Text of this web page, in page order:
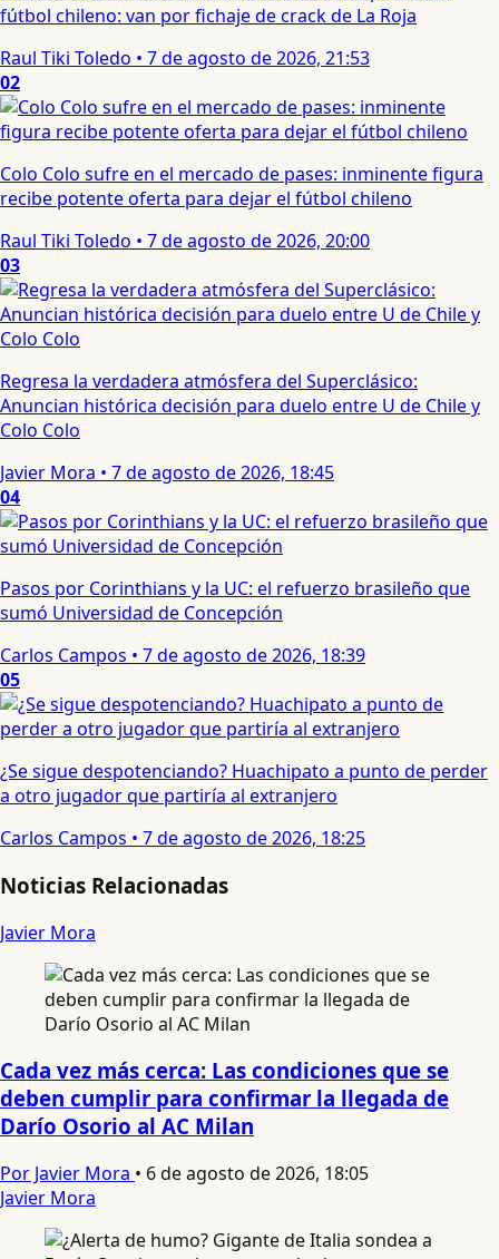
fútbol chileno: van por fichaje de crack de La Roja
Raul Tiki Toledo • 7 de agosto de 2026, 21:53
02
Colo Colo sufre en el mercado de pases: inminente figura
recibe potente oferta para dejar el fútbol chileno
Raul Tiki Toledo • 7 de agosto de 2026, 20:00
03
Regresa la verdadera atmósfera del Superclásico:
Anuncian histórica decisión para duelo entre U de Chile y
Colo Colo
Javier Mora • 7 de agosto de 2026, 18:45
04
Pasos por Corinthians y la UC: el refuerzo brasileño que
sumó Universidad de Concepción
Carlos Campos • 7 de agosto de 2026, 18:39
05
¿Se sigue despotenciando? Huachipato a punto de perder
a otro jugador que partiría al extranjero
Carlos Campos • 7 de agosto de 2026, 18:25
Noticias Relacionadas
Javier Mora
Cada vez más cerca: Las condiciones que se
deben cumplir para confirmar la llegada de
Darío Osorio al AC Milan
Por Javier Mora • 6 de agosto de 2026, 18:05
Javier Mora